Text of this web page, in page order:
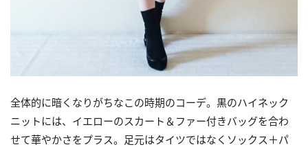
全体的に暗くなりがちなこの時期のコーデ。黒のハイネック
ニットには、イエローのスカート＆ファー付きバッグを合わ
せて華やかさをプラス。足元はタイツではなくソックス＋パ